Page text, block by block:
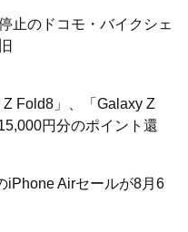
止のドコモ・バイクシェ
Z Fold8」、「Galaxy Z
円分のポイント還
iPhone Airセールが8月6